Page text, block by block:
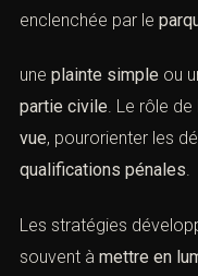
enclenchée par le
une plainte simple ou
partie civile. Le rôle
vue, pourorienter les
qualifications pénales.
Les stratégies
souvent à mettre en